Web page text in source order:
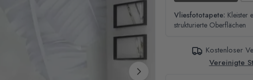
Vliesfototapete: Kleister
strukturierte Oberflächen
Kostenloser
Vereinigte